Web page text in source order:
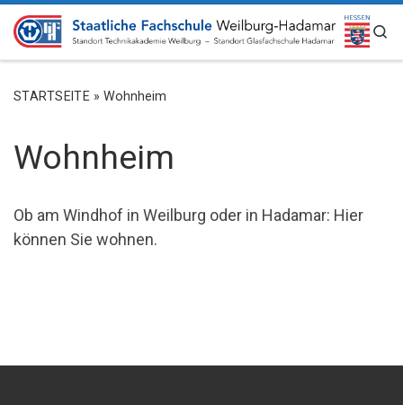
ZUM INHALT SPRINGEN
STARTSEITE » Wohnheim
Wohnheim
Ob am Windhof in Weilburg oder in Hadamar: Hier
können Sie wohnen.